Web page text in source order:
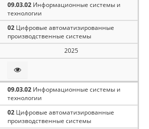
09.03.02 Информационные системы и
технологии
02 Цифровые автоматизированные
производственные системы
2025
09.03.02 Информационные системы и
технологии
02 Цифровые автоматизированные
производственные системы